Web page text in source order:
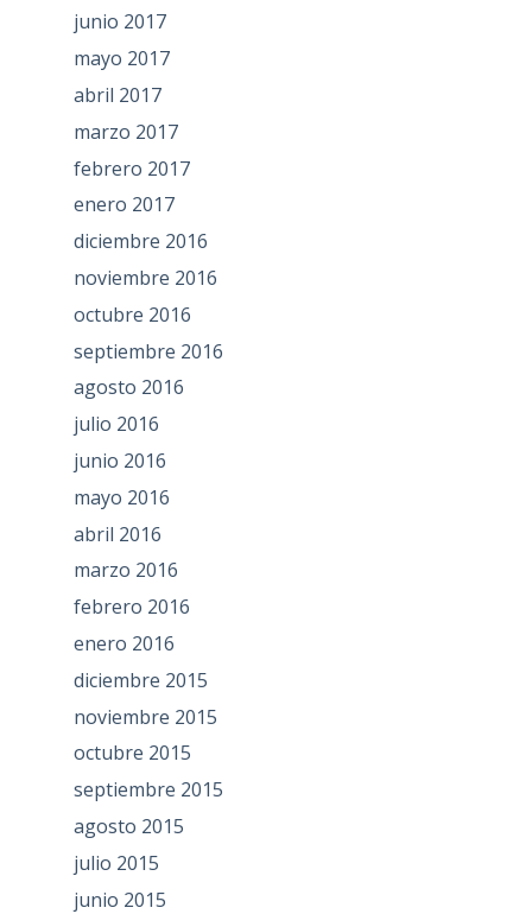
junio 2017
mayo 2017
abril 2017
marzo 2017
febrero 2017
enero 2017
diciembre 2016
noviembre 2016
octubre 2016
septiembre 2016
agosto 2016
julio 2016
junio 2016
mayo 2016
abril 2016
marzo 2016
febrero 2016
enero 2016
diciembre 2015
noviembre 2015
octubre 2015
septiembre 2015
agosto 2015
julio 2015
junio 2015